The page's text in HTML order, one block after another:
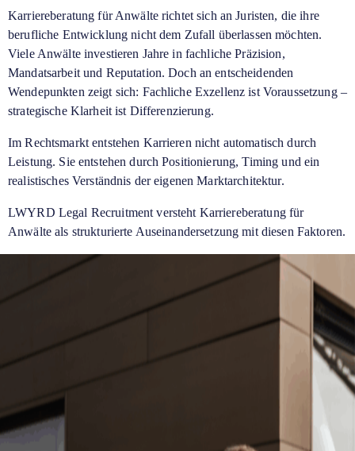
Karriereberatung für Anwälte richtet sich an Juristen, die ihre
berufliche Entwicklung nicht dem Zufall überlassen möchten.
Viele Anwälte investieren Jahre in fachliche Präzision,
Mandatsarbeit und Reputation. Doch an entscheidenden
Wendepunkten zeigt sich: Fachliche Exzellenz ist Voraussetzung –
strategische Klarheit ist Differenzierung.
Im Rechtsmarkt entstehen Karrieren nicht automatisch durch
Leistung. Sie entstehen durch Positionierung, Timing und ein
realistisches Verständnis der eigenen Marktarchitektur.
LWYRD Legal Recruitment versteht Karriereberatung für
Anwälte als strukturierte Auseinandersetzung mit diesen Faktoren.